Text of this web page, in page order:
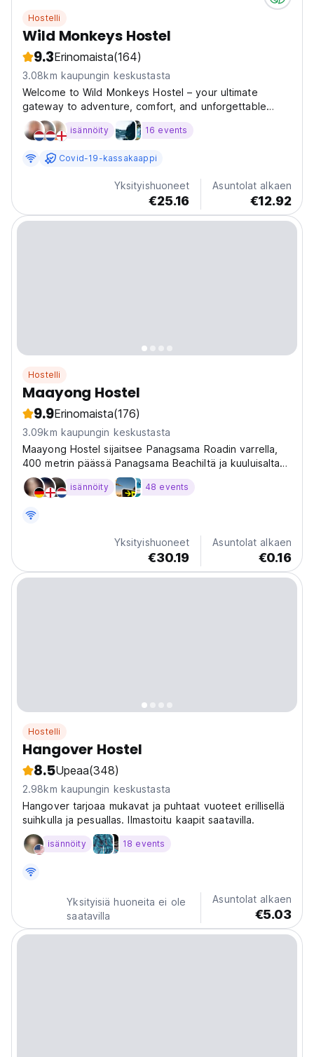
Hostelli
Wild Monkeys Hostel
9.3Erinomaista(164)
3.08km kaupungin keskustasta
Welcome to Wild Monkeys Hostel – your ultimate
gateway to adventure, comfort, and unforgettable
memories in the heart of Moalboal! Nestled amid lush
tropical landscapes and just a stone's throw from the
isännöity 16 events
Covid-19-kassakaappi
Yksityishuoneet
€25.16
Asuntolat alkaen
€12.92
Hostelli
Maayong Hostel
9.9Erinomaista(176)
3.09km kaupungin keskustasta
Maayong Hostel sijaitsee Panagsama Roadin varrella,
400 metrin päässä Panagsama Beachiltä ja kuuluisalta
sardiinilenkiltä.
isännöity 48 events
Yksityishuoneet
€30.19
Asuntolat alkaen
€0.16
Hostelli
Hangover Hostel
8.5Upeaa(348)
2.98km kaupungin keskustasta
Hangover tarjoaa mukavat ja puhtaat vuoteet erillisellä
suihkulla ja pesuallas. Ilmastoitu kaapit saatavilla.
isännöity 18 events
Yksityisiä huoneita ei ole
saatavilla
Asuntolat alkaen
€5.03